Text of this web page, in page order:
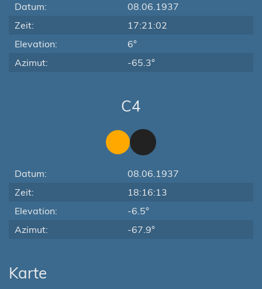
Datum:
08.06.1937
Zeit:
17:21:02
Elevation:
6°
Azimut:
-65.3°
C4
Datum:
08.06.1937
Zeit:
18:16:13
Elevation:
-6.5°
Azimut:
-67.9°
Karte